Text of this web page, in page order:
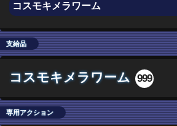
コスモキメラワーム
支給品
コスモキメラワーム 999
専用アクション